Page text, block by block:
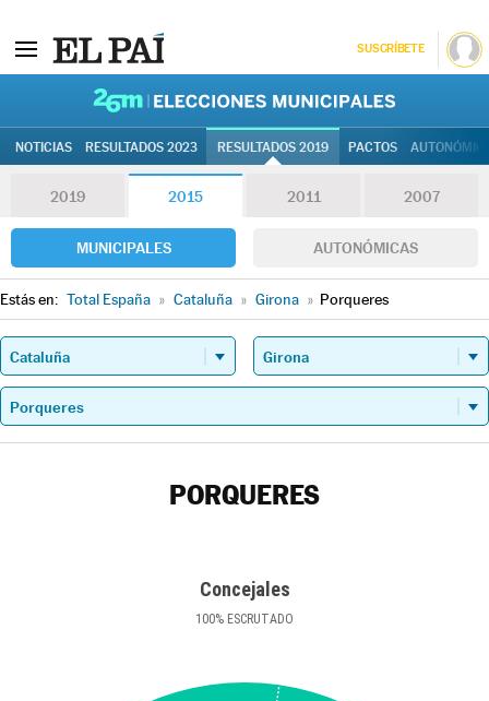
SUSCRÍBETE
NOTICIAS RESULTADOS 2023 RESULTADOS 2019 PACTOS
2019 2015 2011 2007
MUNICIPALES AUTONÓMICAS
Estás en: Total España » Cataluña » Girona » Porqueres
PORQUERES
Concejales
100% ESCRUTADO